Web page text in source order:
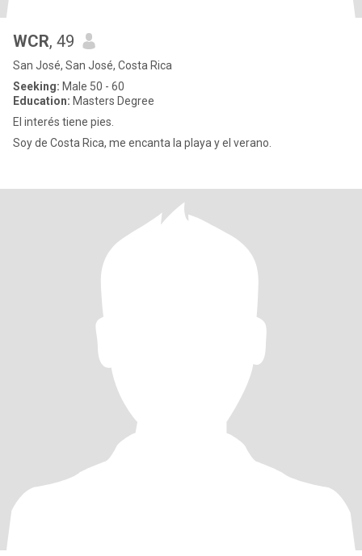
WCR, 49
San José, San José, Costa Rica
Seeking: Male 50 - 60
Education: Masters Degree
El interés tiene pies.
Soy de Costa Rica, me encanta la playa y el verano.